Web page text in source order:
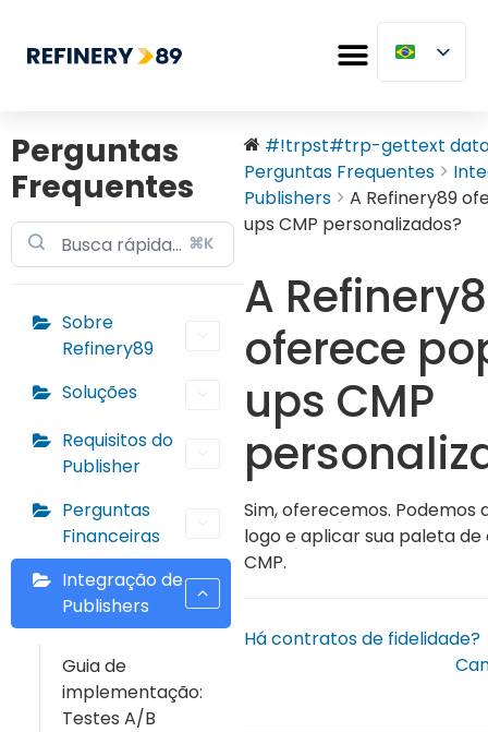
Perguntas
Frequentes
⌘K
Sobre
Refinery89
Soluções
Requisitos do
Publisher
Perguntas
Financeiras
Integração de
Publishers
Guia de
implementação:
Testes A/B
#!trpst#trp-gettext
Perguntas Frequentes
Publishers
A Refinery89
ups CMP personalizados?
A
oferece
ups CMP
Sim, oferecemos. Podemos
logo e aplicar sua paleta de
CMP.
Há contratos de fidelidade?